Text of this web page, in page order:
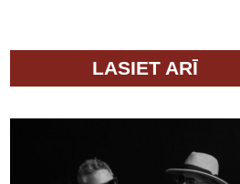
LASIET ARĪ